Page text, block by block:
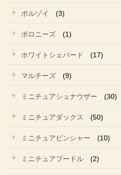
ボルゾイ (3)
ボロニーズ (1)
ホワイトシェパード (17)
マルチーズ (9)
ミニチュアシュナウザー (30)
ミニチュアダックス (50)
ミニチュアピンシャー (10)
ミニチュアプードル (2)